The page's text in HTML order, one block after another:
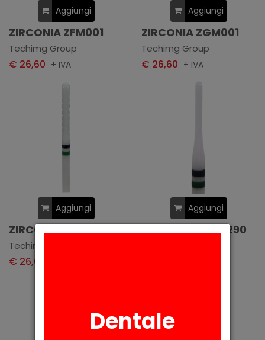
Aggiungi
ZIRCONIA ZFM001
Techimg Group
€ 26,60 + IVA
Aggiungi
ZIRCONIA ZGM001
Techimg Group
€ 26,60 + IVA
Aggiungi
ZIRCONIA ZSCM143
Techimg Group
€ 26,60
Aggiungi
ZIRCONIA ZSCM290
Dentale